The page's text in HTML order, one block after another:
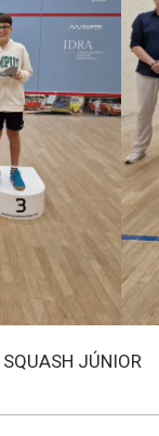
SQUASH JÚNIOR